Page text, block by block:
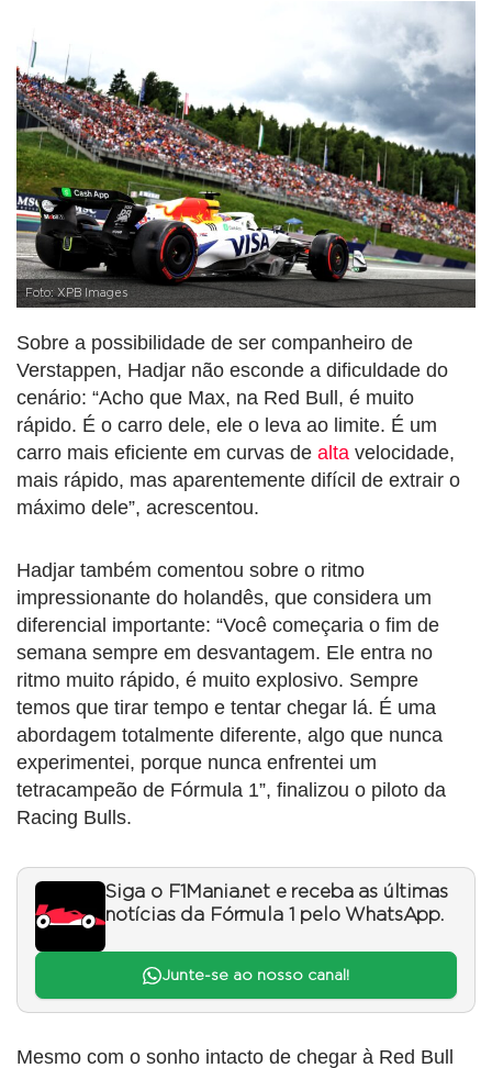
Foto: XPB Images
Sobre a possibilidade de ser companheiro de
Verstappen, Hadjar não esconde a dificuldade do
cenário: “Acho que Max, na Red Bull, é muito
rápido. É o carro dele, ele o leva ao limite. É um
carro mais eficiente em curvas de alta velocidade,
mais rápido, mas aparentemente difícil de extrair o
máximo dele”, acrescentou.
Hadjar também comentou sobre o ritmo
impressionante do holandês, que considera um
diferencial importante: “Você começaria o fim de
semana sempre em desvantagem. Ele entra no
ritmo muito rápido, é muito explosivo. Sempre
temos que tirar tempo e tentar chegar lá. É uma
abordagem totalmente diferente, algo que nunca
experimentei, porque nunca enfrentei um
tetracampeão de Fórmula 1”, finalizou o piloto da
Racing Bulls.
Siga o F1Mania.net e receba as últimas
notícias da Fórmula 1 pelo WhatsApp.
Junte-se ao nosso canal!
Mesmo com o sonho intacto de chegar à Red Bull